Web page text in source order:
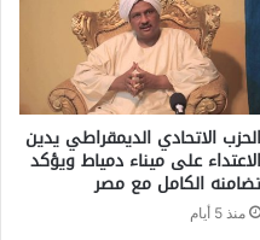
الحزب الاتحادي الديمقراطي يدين
الاعتداء على ميناء دمياط ويؤكد
تضامنه الكامل مع مصر
منذ 5 أيام